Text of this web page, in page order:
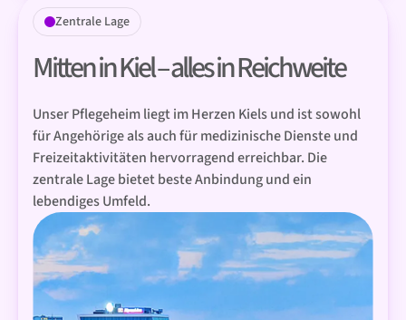
Zentrale Lage
Mitten in Kiel – alles in Reichweite
Unser Pflegeheim liegt im Herzen Kiels und ist sowohl
für Angehörige als auch für medizinische Dienste und
Freizeitaktivitäten hervorragend erreichbar. Die
zentrale Lage bietet beste Anbindung und ein
lebendiges Umfeld.